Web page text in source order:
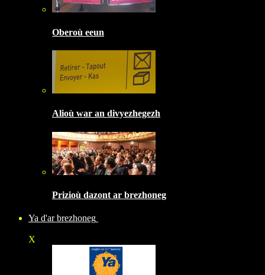
Oberoù eeun
Alioù war an divyezhegezh
Prizioù dazont ar brezhoneg
Ya d'ar brezhoneg
X